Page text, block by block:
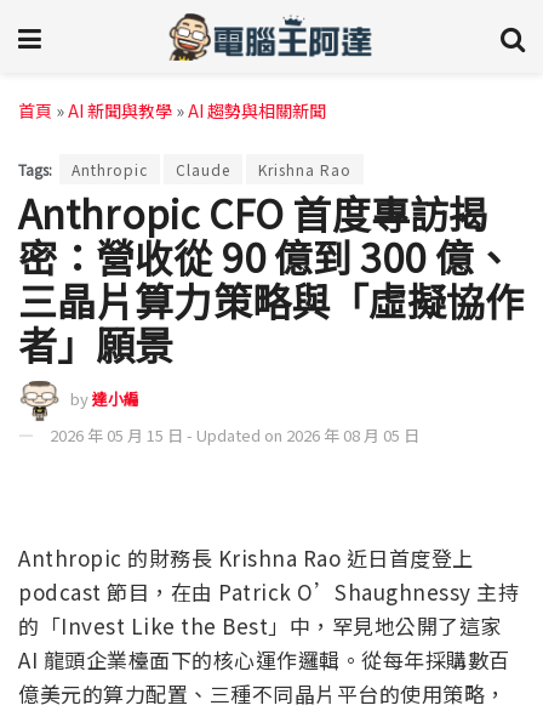
首頁 »AI 新聞與教學 »AI 趨勢與相關新聞
Tags: Anthropic Claude Krishna Rao
Anthropic CFO 首度專訪揭
密：營收從 90 億到 300 億、
三晶片算力策略與「虛擬協作
者」願景
by達小編
2026 年 05 月 15 日 - Updated on 2026 年 08 月 05 日
Anthropic 的財務長 Krishna Rao 近日首度登上
podcast 節目，在由 Patrick O’Shaughnessy 主持
的「Invest Like the Best」中，罕見地公開了這家
AI 龍頭企業檯面下的核心運作邏輯。從每年採購數百
億美元的算力配置、三種不同晶片平台的使用策略，